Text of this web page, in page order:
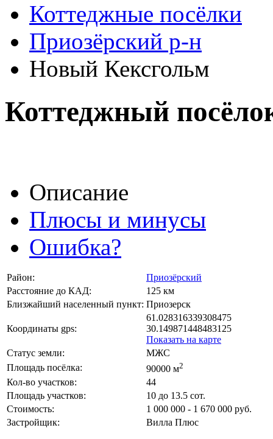
Коттеджные посёлки
Приозёрский р-н
Новый Кексгольм
Коттеджный
Описание
Плюсы и минусы
Ошибка?
Район:
Приозёрский
Расстояние до КАД:
125 км
Близжайший населенный пункт: Приозерск
Координаты gps:
61.028316339308475
30.149871448483125
Показать на карте
Статус земли:
МЖС
Площадь посёлка:
90000 м2
Кол-во участков:
44
Площадь участков:
10 до 13.5 сот.
Стоимость:
1 000 000 - 1 670 000 руб.
Застройщик:
Вилла Плюс